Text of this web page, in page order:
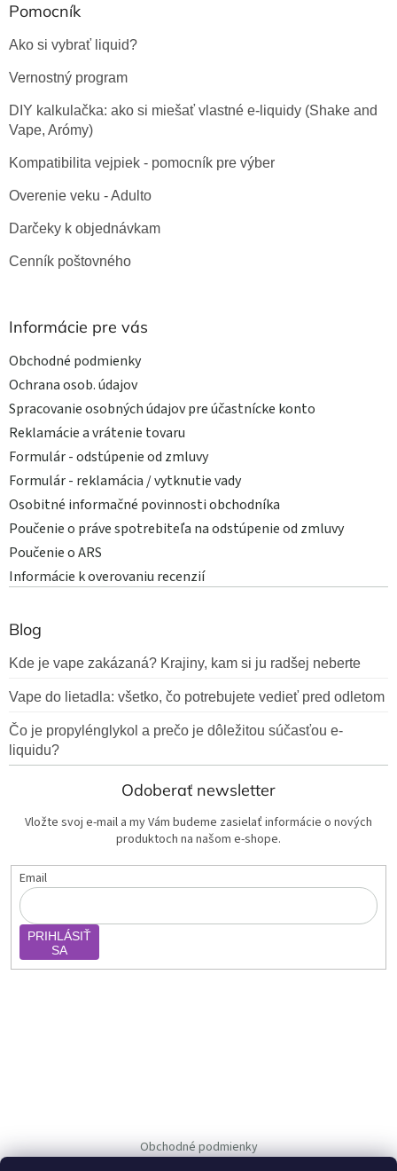
Pomocník
Ako si vybrať liquid?
Vernostný program
DIY kalkulačka: ako si miešať vlastné e-liquidy (Shake and
Vape, Arómy)
Kompatibilita vejpiek - pomocník pre výber
Overenie veku - Adulto
Darčeky k objednávkam
Cenník poštovného
Informácie pre vás
Obchodné podmienky
Ochrana osob. údajov
Spracovanie osobných údajov pre účastnícke konto
Reklamácie a vrátenie tovaru
Formulár - odstúpenie od zmluvy
Formulár - reklamácia / vytknutie vady
Osobitné informačné povinnosti obchodníka
Poučenie o práve spotrebiteľa na odstúpenie od zmluvy
Poučenie o ARS
Informácie k overovaniu recenzií
Blog
Kde je vape zakázaná? Krajiny, kam si ju radšej neberte
Vape do lietadla: všetko, čo potrebujete vedieť pred odletom
Čo je propylénglykol a prečo je dôležitou súčasťou e-
liquidu?
Odoberať newsletter
Vložte svoj e-mail a my Vám budeme zasielať informácie o nových
produktoch na našom e-shope.
Email
PRIHLÁSIŤ
SA
Obchodné podmienky